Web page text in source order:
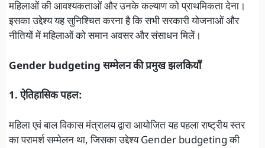
महिलाओं की आवश्यकताओं और उनके कल्याण को प्राथमिकता देना।
इसका उद्देश्य यह सुनिश्चित करना है कि सभी सरकारी योजनाओं और
नीतियों में महिलाओं को समान अवसर और संसाधन मिलें।
Gender budgeting सम्मेलन की प्रमुख झलकियाँ
1. ऐतिहासिक पहल:
महिला एवं बाल विकास मंत्रालय द्वारा आयोजित यह पहला राष्ट्रीय स्तर
का परामर्श सम्मेलन था, जिसका उद्देश्य Gender budgeting की